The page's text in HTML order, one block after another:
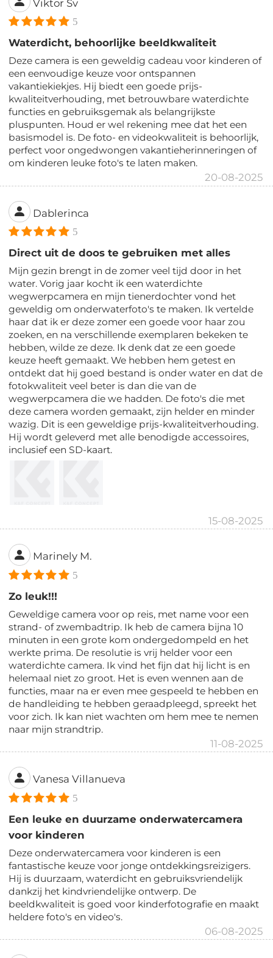
Viktor Sv
5
Waterdicht, behoorlijke beeldkwaliteit
Deze camera is een geweldig cadeau voor kinderen of
een eenvoudige keuze voor ontspannen
vakantiekiekjes. Hij biedt een goede prijs-
kwaliteitverhouding, met betrouwbare waterdichte
functies en gebruiksgemak als belangrijkste
pluspunten. Houd er wel rekening mee dat het een
basismodel is. De foto- en videokwaliteit is behoorlijk,
perfect voor ongedwongen vakantieherinneringen of
om kinderen leuke foto's te laten maken.
20-08-2025
Dablerinca
5
Direct uit de doos te gebruiken met alles
Mijn gezin brengt in de zomer veel tijd door in het
water. Vorig jaar kocht ik een waterdichte
wegwerpcamera en mijn tienerdochter vond het
geweldig om onderwaterfoto's te maken. Ik vertelde
haar dat ik er deze zomer een goede voor haar zou
zoeken, en na verschillende exemplaren bekeken te
hebben, wilde ze deze. Ik denk dat ze een goede
keuze heeft gemaakt. We hebben hem getest en
ontdekt dat hij goed bestand is onder water en dat de
fotokwaliteit veel beter is dan die van de
wegwerpcamera die we hadden. De foto's die met
deze camera worden gemaakt, zijn helder en minder
wazig. Dit is een geweldige prijs-kwaliteitverhouding.
Hij wordt geleverd met alle benodigde accessoires,
inclusief een SD-kaart.
15-08-2025
Marinely M.
5
Zo leuk!!!
Geweldige camera voor op reis, met name voor een
strand- of zwembadtrip. Ik heb de camera bijna 10
minuten in een grote kom ondergedompeld en het
werkte prima. De resolutie is vrij helder voor een
waterdichte camera. Ik vind het fijn dat hij licht is en
helemaal niet zo groot. Het is even wennen aan de
functies, maar na er even mee gespeeld te hebben en
de handleiding te hebben geraadpleegd, spreekt het
voor zich. Ik kan niet wachten om hem mee te nemen
naar mijn strandtrip.
11-08-2025
Vanesa Villanueva
5
Een leuke en duurzame onderwatercamera
voor kinderen
Deze onderwatercamera voor kinderen is een
fantastische keuze voor jonge ontdekkingsreizigers.
Hij is duurzaam, waterdicht en gebruiksvriendelijk
dankzij het kindvriendelijke ontwerp. De
beeldkwaliteit is goed voor kinderfotografie en maakt
heldere foto's en video's.
06-08-2025